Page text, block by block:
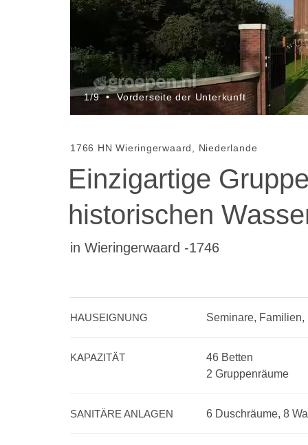
1/9 • Vorderseite der Unterkunft
1766 HN Wieringerwaard, Niederlande
Einzigartige
historischen
in Wieringerwaard -1746
HAUSEIGNUNG Seminare, Familien,
KAPAZITÄT
46 Betten
2 Gruppenräume
SANITÄRE ANLAGEN 6 Duschräume, 8